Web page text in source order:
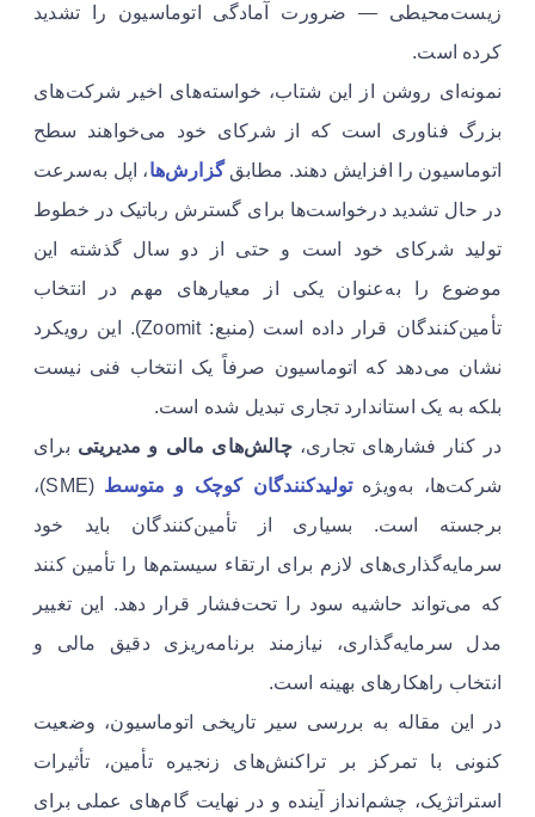
زیست‌محیطی — ضرورت آمادگی اتوماسیون را تشدید
کرده است.
نمونه‌ای روشن از این شتاب، خواسته‌های اخیر شرکت‌های
بزرگ فناوری است که از شرکای خود می‌خواهند سطح
اتوماسیون را افزایش دهند. مطابقگزارش‌ها، اپل به‌سرعت
در حال تشدید درخواست‌ها برای گسترش رباتیک در خطوط
تولید شرکای خود است و حتی از دو سال گذشته این
موضوع را به‌عنوان یکی از معیارهای مهم در انتخاب
تأمین‌کنندگان قرار داده است (منبع: Zoomit). این رویکرد
نشان می‌دهد که اتوماسیون صرفاً یک انتخاب فنی نیست
بلکه به یک استاندارد تجاری تبدیل شده است.
در کنار فشارهای تجاری،چالش‌های مالی و مدیریتی برای
شرکت‌ها، به‌ویژهتولیدکنندگان کوچک و متوسط
(SME)،
برجسته است. بسیاری از تأمین‌کنندگان باید خود
سرمایه‌گذاری‌های لازم برای ارتقاء سیستم‌ها را تأمین کنند
که می‌تواند حاشیه سود را تحت‌فشار قرار دهد. این تغییر
مدل سرمایه‌گذاری، نیازمند برنامه‌ریزی دقیق مالی و
انتخاب راهکارهای بهینه است.
در این مقاله به بررسی سیر تاریخی اتوماسیون، وضعیت
کنونی با تمرکز بر تراکنش‌های زنجیره تأمین، تأثیرات
استراتژیک، چشم‌انداز آینده و در نهایت گام‌های عملی برای